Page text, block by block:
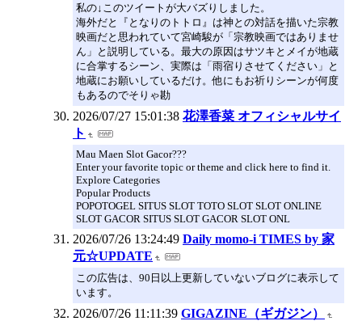
私の↓このツイートが大バズりしました。
海外だと『となりのトトロ』は神との対話を描いた宗教
映画だと思われていて宮崎駿が「宗教映画ではありませ
ん」と説明している。最大の原因はサツキとメイが地蔵
に合掌するシーン、実際は「雨宿りさせてください」と
地蔵にお願いしているだけ。他にもお祈りシーンが何度
もあるのでそりゃ勘
2026/07/27 15:01:38 花澤香菜 オフィシャルサイ
ト
Mau Maen Slot Gacor???
Enter your favorite topic or theme and click here to find it.
Explore Categories
Popular Products
POPOTOGEL SITUS SLOT TOTO SLOT SLOT ONLINE
SLOT GACOR SITUS SLOT GACOR SLOT ONL
2026/07/26 13:24:49 Daily momo-i TIMES by 家
元☆UPDATE
この広告は、90日以上更新していないブログに表示して
います。
2026/07/26 11:11:39 GIGAZINE（ギガジン）